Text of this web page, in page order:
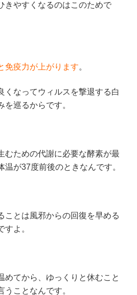
きやすくなるのはこのためで
免疫力が上がります。
くなってウィルスを撃退する白
を巡るからです。
むための代謝に必要な酵素が最
温が37度前後のときなんです。
ことは風邪からの回復を早める
すよ。
めてから、ゆっくりと休むこと
うことなんです。